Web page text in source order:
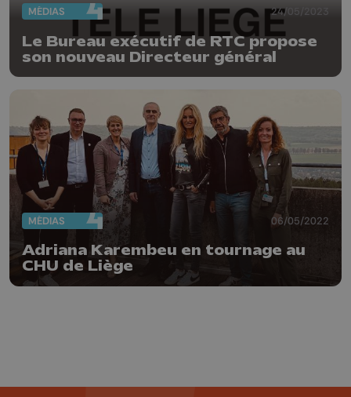
MÉDIAS 24/05/2023
Le Bureau exécutif de RTC propose
son nouveau Directeur général
MÉDIAS 06/05/2022
Adriana Karembeu en tournage au
CHU de Liège